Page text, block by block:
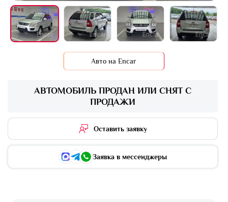
АВТОМОБИЛЬ ПРОДАН ИЛИ СНЯТ С
ПРОДАЖИ
Оставить заявку
Заявка в мессенджеры
Авто на Encar